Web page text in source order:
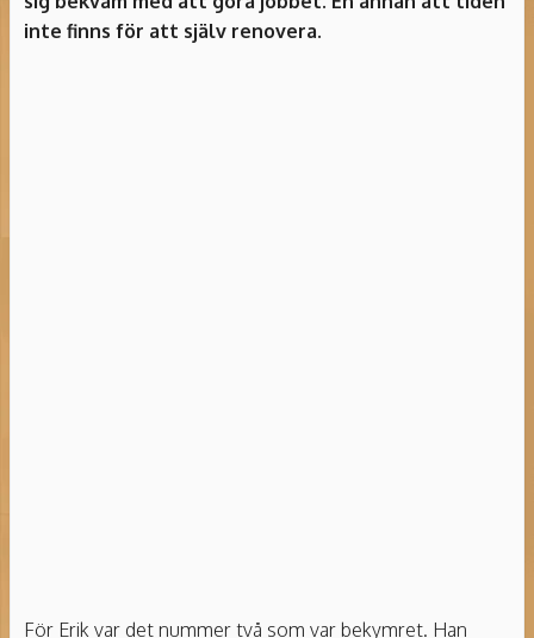
inte finns för att själv renovera.
För Erik var det nummer två som var bekymret. Han